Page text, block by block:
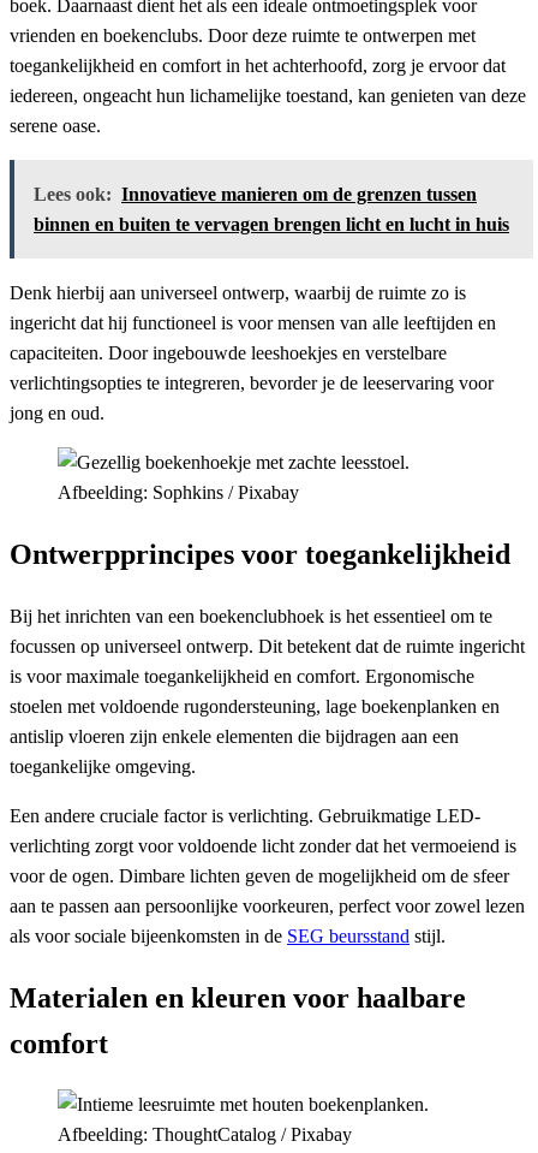
boek. Daarnaast dient het als een ideale ontmoetingsplek voor
vrienden en boekenclubs. Door deze ruimte te ontwerpen met
toegankelijkheid en comfort in het achterhoofd, zorg je ervoor dat
iedereen, ongeacht hun lichamelijke toestand, kan genieten van deze
serene oase.
Lees ook: Innovatieve manieren om de grenzen tussen
binnen en buiten te vervagen brengen licht en lucht in huis
Denk hierbij aan universeel ontwerp, waarbij de ruimte zo is
ingericht dat hij functioneel is voor mensen van alle leeftijden en
capaciteiten. Door ingebouwde leeshoekjes en verstelbare
verlichtingsopties te integreren, bevorder je de leeservaring voor
jong en oud.
Afbeelding: Sophkins / Pixabay
Ontwerpprincipes voor toegankelijkheid
Bij het inrichten van een boekenclubhoek is het essentieel om te
focussen op universeel ontwerp. Dit betekent dat de ruimte ingericht
is voor maximale toegankelijkheid en comfort. Ergonomische
stoelen met voldoende rugondersteuning, lage boekenplanken en
antislip vloeren zijn enkele elementen die bijdragen aan een
toegankelijke omgeving.
Een andere cruciale factor is verlichting. Gebruikmatige LED-
verlichting zorgt voor voldoende licht zonder dat het vermoeiend is
voor de ogen. Dimbare lichten geven de mogelijkheid om de sfeer
aan te passen aan persoonlijke voorkeuren, perfect voor zowel lezen
als voor sociale bijeenkomsten in de SEG beursstand stijl.
Materialen en kleuren voor haalbare
comfort
Afbeelding: ThoughtCatalog / Pixabay